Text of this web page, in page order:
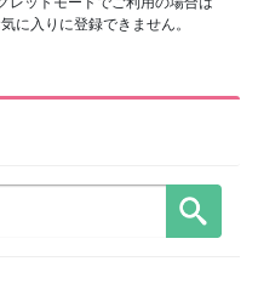
に入りに登録できません。